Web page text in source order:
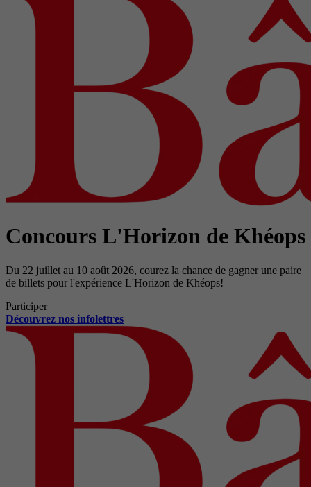
Concours L'Horizon de Khéops
Du 22 juillet au 10 août 2026, courez la chance de gagner une paire
de billets pour l'expérience L'Horizon de Khéops!
Participer
Découvrez nos infolettres